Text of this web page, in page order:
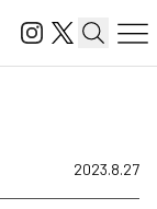
2023.8.27